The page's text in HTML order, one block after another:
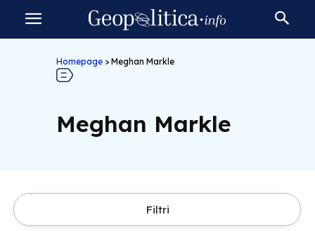
Homepage > Meghan Markle
Meghan Markle
Filtri